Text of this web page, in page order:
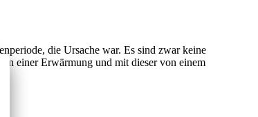
die Ursache war. Es sind zwar keine
einer Erwärmung und mit dieser von einem